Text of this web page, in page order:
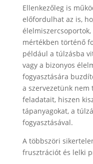
Ellenkezőleg is
előfordulhat az is,
mértékben történő
például a túlzásba
vagy a bizonyos
fogyasztására
a szervezetünk
feladatait, hiszen
tápanyagokat, a
fogyasztásával.
A többszöri
frusztrációt és lelki